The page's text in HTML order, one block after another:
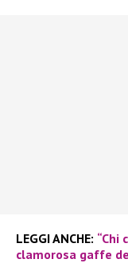
LEGGI ANCHE: “Chi
clamorosa gaffe